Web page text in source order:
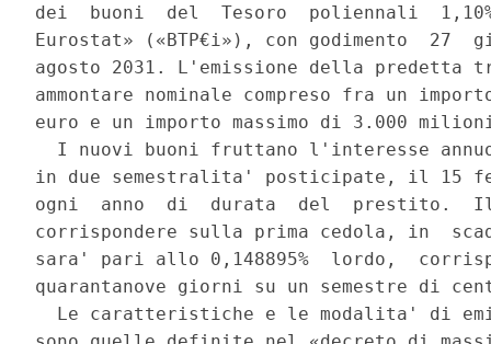
dei  buoni  del  Tesoro  poliennali
Eurostat» («BTP€i»), con godimento  27
agosto 2031. L'emissione della predetta
ammontare nominale compreso fra un
euro e un importo massimo di 3.000
I nuovi buoni fruttano l'interesse
in due semestralita' posticipate, il 15
ogni  anno  di  durata  del  prestito.
corrispondere sulla prima cedola, in
sara' pari allo 0,148895%  lordo,
quarantanove giorni su un semestre di
Le caratteristiche e le modalita' di